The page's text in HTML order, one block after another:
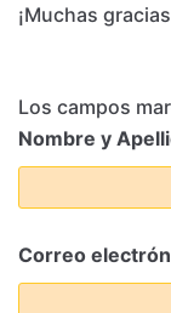
¡Muchas
Los campos
Nombre y
Correo